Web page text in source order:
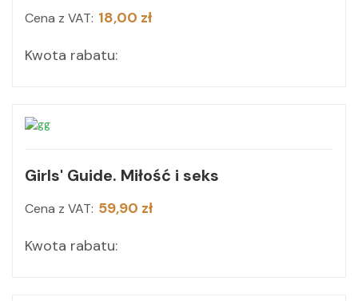
Cena z VAT: 18,00 zł
Kwota rabatu:
Girls' Guide. Miłość i seks
Cena z VAT: 59,90 zł
Kwota rabatu: